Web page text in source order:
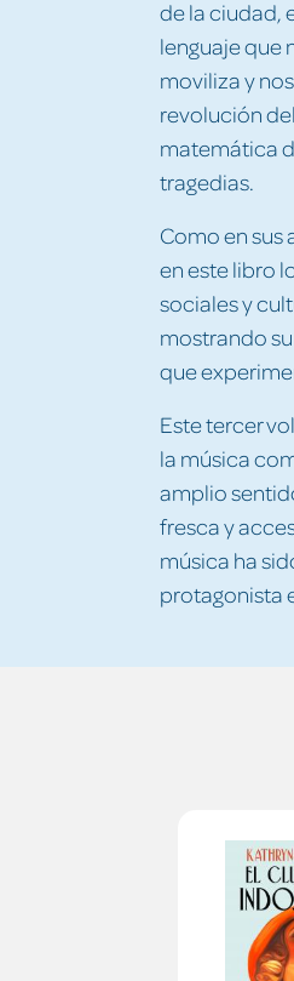
de la ciudad,
lenguaje que
moviliza y
revolución
matemática
tragedias.
Como en sus
en este libro
sociales y
mostrando
que
Este tercer
la música
amplio
fresca y
música ha
protagonista